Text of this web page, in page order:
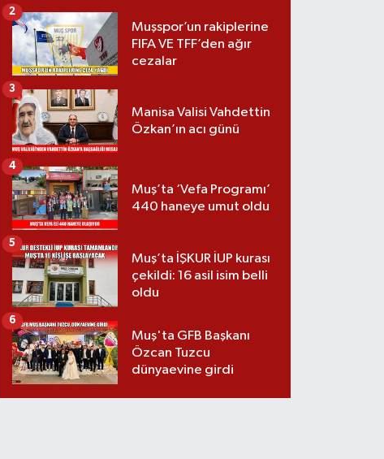
Muşspor’un rakiplerine
FIFA VE TFF’den ağır
cezalar
2
Manisa Valisi Vahdettin
Özkan’ın acı günü
3
Muş’ta ‘Vefa Programı’
440 haneye umut oldu
4
Muş’ta İŞKUR İUP kurası
çekildi: 16 asil isim belli
oldu
5
Muş'ta GFB Başkanı
Özcan Tuzcu
dünyaevine girdi
6